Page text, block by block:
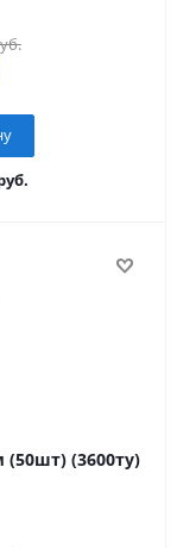
(50шт) (3600ту)